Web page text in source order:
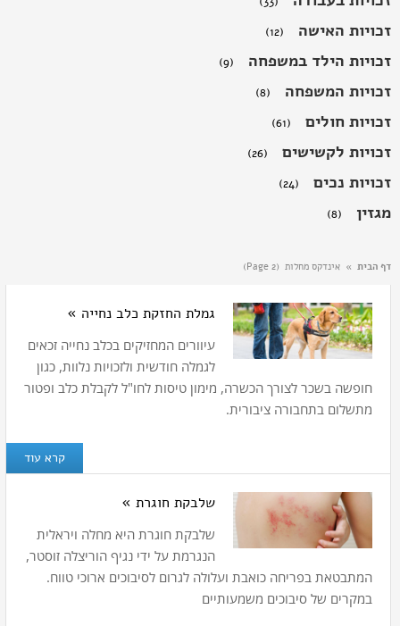
דף הבית » אינדקס מחלות (Page 2)
גמלת החזקת כלב נחייה »
עיוורים המחזיקים בכלב נחייה זכאים
לגמלה חודשית ולזכויות נלוות, כגון
חופשה בשכר לצורך הכשרה, מימון טיסות לחו"ל לקבלת כלב ופטור
מתשלום בתחבורה ציבורית.
קרא עוד
שלבקת חוגרת »
שלבקת חוגרת היא מחלה ויראלית
הנגרמת על ידי נגיף הוריצלה זוסטר,
המתבטאת בפריחה כואבת ועלולה לגרום לסיבוכים ארוכי טווח.
במקרים של סיבוכים משמעותיים
זכויות האישה (12)
זכויות הילד במשפחה (9)
זכויות המשפחה (8)
זכויות חולים (61)
זכויות לקשישים (26)
זכויות נכים (24)
מגזין (8)